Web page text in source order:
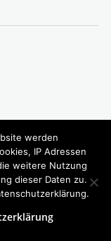
Theme:eStorevon ThemeGrill.
werden
IP Adressen
weitere Nutzung
dieser Daten zu.